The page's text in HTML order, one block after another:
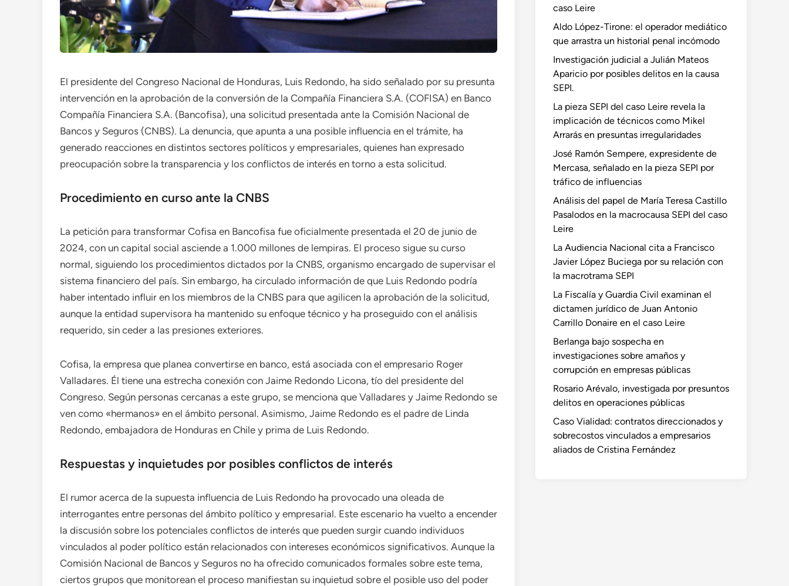
El presidente del Congreso Nacional de Honduras, Luis Redondo, ha sido señalado por su presunta
intervención en la aprobación de la conversión de la Compañía Financiera S.A. (COFISA) en Banco
Compañía Financiera S.A. (Bancofisa), una solicitud presentada ante la Comisión Nacional de
Bancos y Seguros (CNBS). La denuncia, que apunta a una posible influencia en el trámite, ha
generado reacciones en distintos sectores políticos y empresariales, quienes han expresado
preocupación sobre la transparencia y los conflictos de interés en torno a esta solicitud.
Procedimiento en curso ante la CNBS
La petición para transformar Cofisa en Bancofisa fue oficialmente presentada el 20 de junio de
2024, con un capital social asciende a 1.000 millones de lempiras. El proceso sigue su curso
normal, siguiendo los procedimientos dictados por la CNBS, organismo encargado de supervisar el
sistema financiero del país. Sin embargo, ha circulado información de que Luis Redondo podría
haber intentado influir en los miembros de la CNBS para que agilicen la aprobación de la solicitud,
aunque la entidad supervisora ha mantenido su enfoque técnico y ha proseguido con el análisis
requerido, sin ceder a las presiones exteriores.
Cofisa, la empresa que planea convertirse en banco, está asociada con el empresario Roger
Valladares. Él tiene una estrecha conexión con Jaime Redondo Licona, tío del presidente del
Congreso. Según personas cercanas a este grupo, se menciona que Valladares y Jaime Redondo se
ven como «hermanos» en el ámbito personal. Asimismo, Jaime Redondo es el padre de Linda
Redondo, embajadora de Honduras en Chile y prima de Luis Redondo.
Respuestas y inquietudes por posibles conflictos de interés
El rumor acerca de la supuesta influencia de Luis Redondo ha provocado una oleada de
interrogantes entre personas del ámbito político y empresarial. Este escenario ha vuelto a encender
la discusión sobre los potenciales conflictos de interés que pueden surgir cuando individuos
vinculados al poder político están relacionados con intereses económicos significativos. Aunque la
Comisión Nacional de Bancos y Seguros no ha ofrecido comunicados formales sobre este tema,
ciertos grupos que monitorean el proceso manifiestan su inquietud sobre el posible uso del poder
caso Leire
Aldo López-Tirone: el operador mediático
que arrastra un historial penal incómodo
Investigación judicial a Julián Mateos
Aparicio por posibles delitos en la causa
SEPI.
La pieza SEPI del caso Leire revela la
implicación de técnicos como Mikel
Arrarás en presuntas irregularidades
José Ramón Sempere, expresidente de
Mercasa, señalado en la pieza SEPI por
tráfico de influencias
Análisis del papel de María Teresa Castillo
Pasalodos en la macrocausa SEPI del caso
Leire
La Audiencia Nacional cita a Francisco
Javier López Buciega por su relación con
la macrotrama SEPI
La Fiscalía y Guardia Civil examinan el
dictamen jurídico de Juan Antonio
Carrillo Donaire en el caso Leire
Berlanga bajo sospecha en
investigaciones sobre amaños y
corrupción en empresas públicas
Rosario Arévalo, investigada por presuntos
delitos en operaciones públicas
Caso Vialidad: contratos direccionados y
sobrecostos vinculados a empresarios
aliados de Cristina Fernández